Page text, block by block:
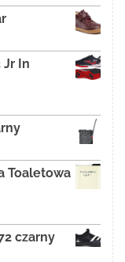
Jr In
Toaletowa
czarny